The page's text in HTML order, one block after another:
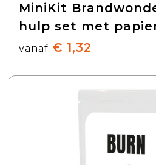
MiniKit
hulp set met
vanaf € 1,32